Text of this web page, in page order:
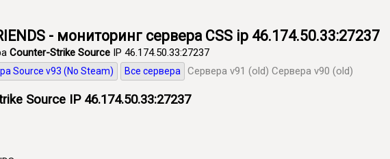
- мониторинг сервера CSS ip 46.174.50.33:27237
Counter-Strike Source IP 46.174.50.33:27237
Source v93 (No Steam) Все сервера Сервера v91 (old) Сервера v90 (old)
Source IP 46.174.50.33:27237